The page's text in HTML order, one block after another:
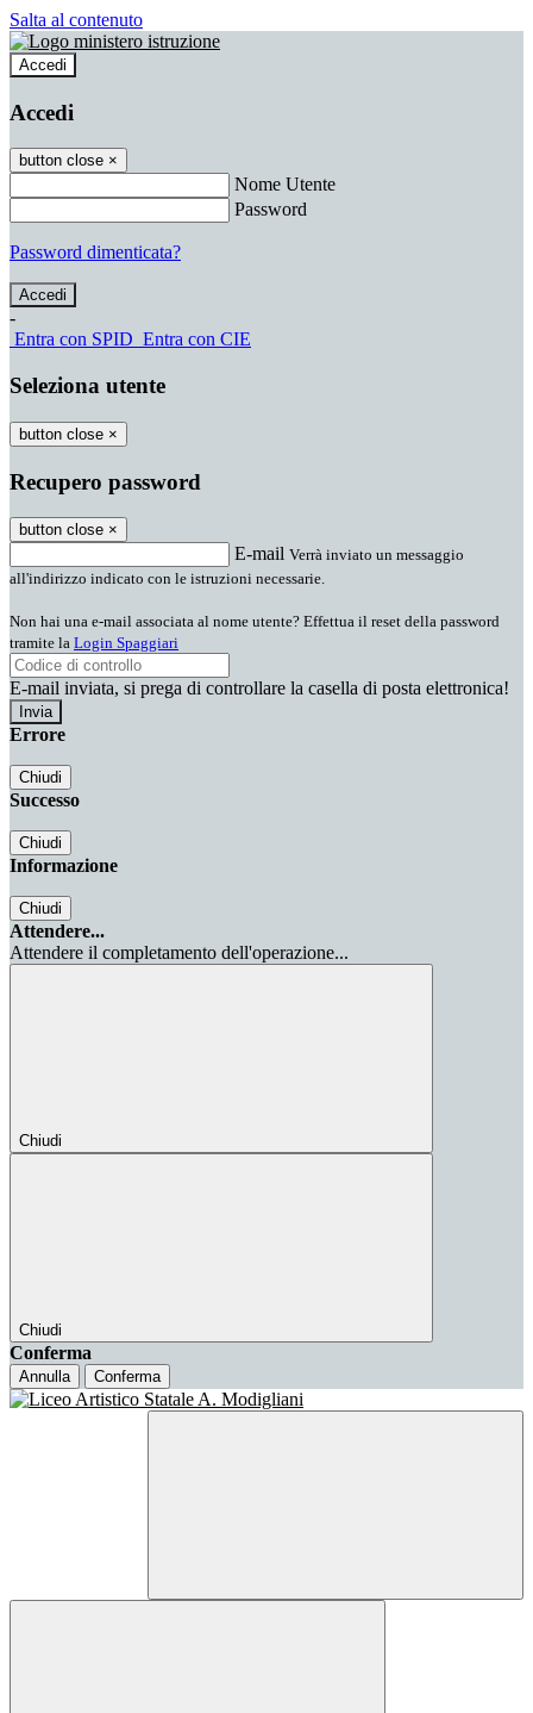
Salta al contenuto
Accedi
Accedi
button close ×
Nome Utente
Password
Password dimenticata?
-
Entra con SPID Entra con CIE
Seleziona utente
button close ×
Recupero password
button close ×
E-mail Verrà inviato un messaggio
all'indirizzo indicato con le istruzioni necessarie.
Non hai una e-mail associata al nome utente? Effettua il reset della password
tramite la Login Spaggiari
E-mail inviata, si prega di controllare la casella di posta elettronica!
Errore
Chiudi
Successo
Chiudi
Informazione
Chiudi
Attendere...
Attendere il completamento dell'operazione...
Chiudi
Chiudi
Conferma
Annulla Conferma